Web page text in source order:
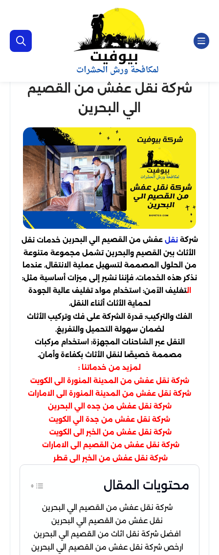
شركة نقل عفش من القصيم
الي البحرين
شركةنقل عفش من القصيم الي البحرين خدمات نقل
الأثاث بين القصيم والبحرين تشمل مجموعة متنوعة
من الحلول المصممة لتسهيل عملية الانتقال. عندما
نذكر هذه الخدمات، فإننا نشير إلى ميزات أساسية مثل:
التغليف الآمن: استخدام مواد تغليف عالية الجودة
لحماية الأثاث أثناء النقل.
الفك والتركيب: قدرة الشركة على فك وتركيب الأثاث
لضمان سهولة التحميل والتفريغ.
النقل عبر الشاحنات المجهزة: استخدام مركبات
مصممة خصيصًا لنقل الأثاث بكفاءة وأمان.
لمزيد من خدماتنا :
شركة نقل عفش من المدينة المنورة الى الكويت
شركة نقل عفش من المدينة المنورة الى الامارات
شركة نقل عفش من جده الي البحرين
شركة نقل عفش من جدة الي الكويت
شركة نقل عفش من الخبر الى الكويت
شركة نقل عفش من القصيم الى الامارات
شركة نقل عفش من الخبر الى قطر
محتويات المقال
شركة نقل عفش من القصيم الي البحرين
نقل عفش من القصيم الي البحرين
افضل شركة نقل اثاث من القصيم الي البحرين
ارخص شركة نقل عفش من القصيم الي البحرين